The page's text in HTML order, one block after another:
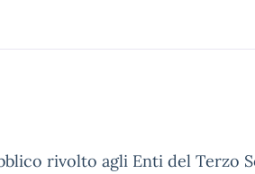
rivolto agli Enti del Terzo